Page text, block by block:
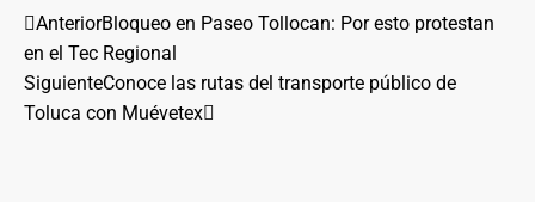
AnteriorBloqueo en Paseo Tollocan: Por esto protestan
en el Tec Regional
SiguienteConoce las rutas del transporte público de
Toluca con Muévetex